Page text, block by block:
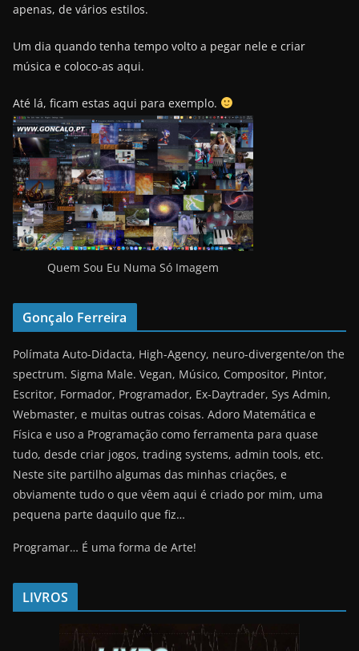
apenas, de vários estilos.
Um dia quando tenha tempo volto a pegar nele e criar
música e coloco-as aqui.
Até lá, ficam estas aqui para exemplo.
Quem Sou Eu Numa Só Imagem
Gonçalo Ferreira
Polímata Auto-Didacta, High-Agency, neuro-divergente/on the
spectrum. Sigma Male. Vegan, Músico, Compositor, Pintor,
Escritor, Formador, Programador, Ex-Daytrader, Sys Admin,
Webmaster, e muitas outras coisas. Adoro Matemática e
Física e uso a Programação como ferramenta para quase
tudo, desde criar jogos, trading systems, admin tools, etc.
Neste site partilho algumas das minhas criações, e
obviamente tudo o que vêem aqui é criado por mim, uma
pequena parte daquilo que fiz…
Programar… É uma forma de Arte!
LIVROS